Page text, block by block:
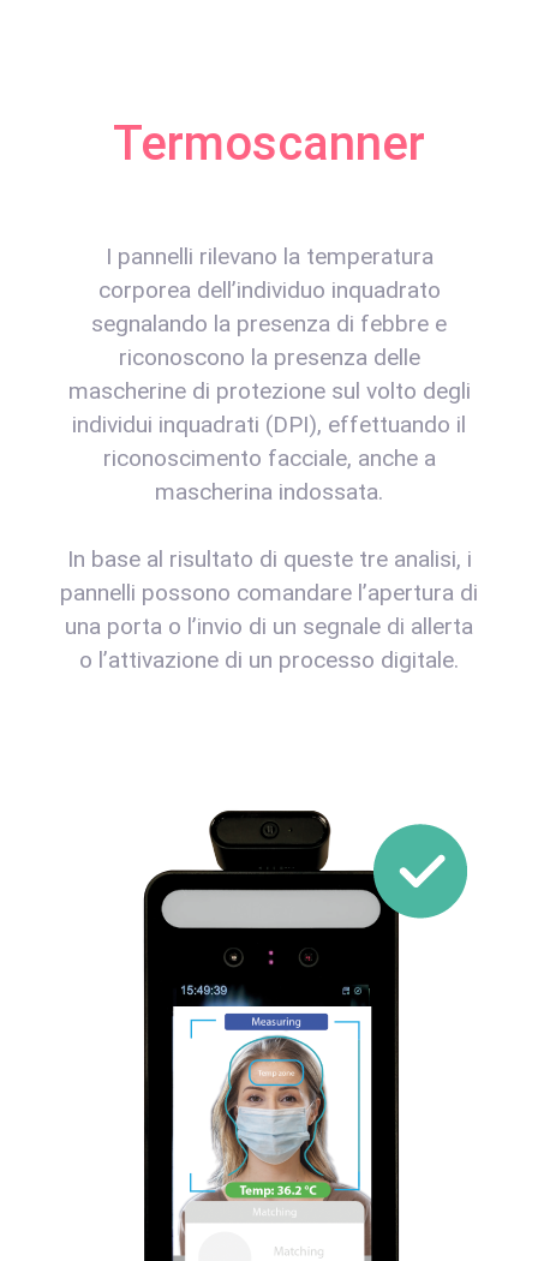
Termoscanner
I pannelli rilevano la temperatura
corporea dell’individuo inquadrato
segnalando la presenza di febbre e
riconoscono la presenza delle
mascherine di protezione sul volto degli
individui inquadrati (DPI), effettuando il
riconoscimento facciale, anche a
mascherina indossata.
In base al risultato di queste tre analisi, i
pannelli possono comandare l’apertura di
una porta o l’invio di un segnale di allerta
o l’attivazione di un processo digitale.